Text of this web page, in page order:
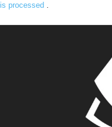
is processed .